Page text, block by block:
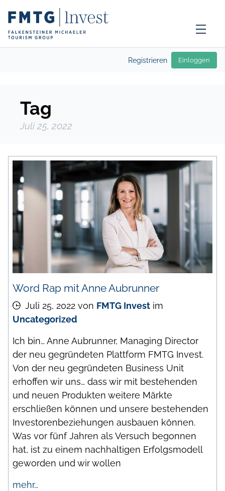
Registrieren Einloggen
Tag
Juli 25, 2022
Word Rap mit Anne Aubrunner
Juli 25, 2022 von FMTG Invest im
Uncategorized
Ich bin… Anne Aubrunner, Managing Director
der neu gegründeten Plattform FMTG Invest.
Von der neu gegründeten Business Unit
erhoffen wir uns… dass wir mit bestehenden
und neuen Produkten weitere Märkte
erschließen können und unsere bestehenden
Investorenbeziehungen ausbauen können.
Was vor fünf Jahren als Versuch begonnen
hat, ist zu einem nachhaltigen Erfolgsmodell
geworden und wir wollen
mehr…